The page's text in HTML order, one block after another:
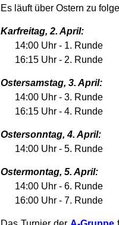
Es läuft über Ostern zu
Karfreitag, 2. April:
14:00 Uhr - 1. Runde
16:15 Uhr - 2. Runde
Ostersamstag, 3. April:
14:00 Uhr - 3. Runde
16:15 Uhr - 4. Runde
Ostersonntag, 4. April:
14:00 Uhr - 5. Runde
Ostermontag, 5. April:
14:00 Uhr - 6. Runde
16:00 Uhr - 7. Runde